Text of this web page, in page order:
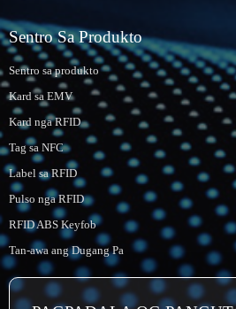
Sentro Sa Produkto
Sentro sa produkto
Kard sa EMV
Kard nga RFID
Tag sa NFC
Label sa RFID
Pulso nga RFID
RFID ABS Keyfob
Tan-awa ang Dugang Pa